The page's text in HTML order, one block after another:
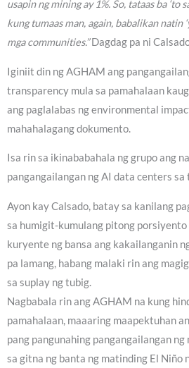
usapin ng mining ay 1%. So, tataas ba ‘to
kung tumaas man, again, babalikan natin
mga communities.”Dagdag pa ni
Iginiit din ng AGHAM ang
transparency mula sa pamahalaan
ang paglalabas ng environmental
mahahalagang dokumento.
Isa rin sa ikinababahala ng grupo ang
pangangailangan ng AI data centers
Ayon kay Calsado, batay sa kanilang
sa humigit-kumulang pitong porsiyento
kuryente ng bansa ang kakailanganin
pa lamang, habang malaki rin ang
sa suplay ng tubig.
Nagbabala rin ang AGHAM na kung
pamahalaan, maaaring maapektuhan
pang pangunahing pangangailangan ng
sa gitna ng banta ng matinding El Niño